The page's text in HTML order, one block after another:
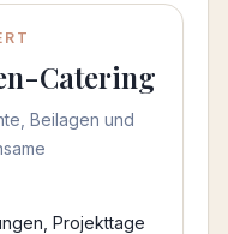
Catering
Beilagen und
Projekttage